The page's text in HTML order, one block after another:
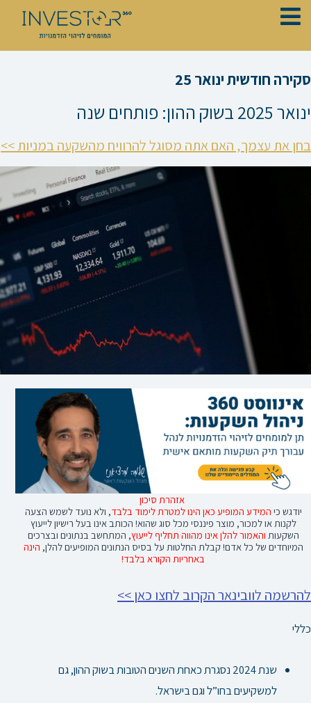
דילוג
סקירה חודשית ינואר 25
ינואר 2025 בשוק ההון: פותחים שנה
בחן את עצמך, האם אתה מסוגל להרוויח מהשקעה במניות >>
אזהרת סיכון
יודגש כי המידע המופיע כאן הינו למטרת לימוד בלבד, ולא נועד לשמש הצעה
לקנות או למכור, מוצר פיננסי מכל סוג שהוא! הכותב אינו בעל רישיון לייעוץ
השקעות והאמור להלן אינו מהווה תחליף לייעוץ, המתחשב בנתונים ובצרכים
המיוחדים של כל אדם! קבלת החלטות על בסיס הנתונים המופיעים להלן, הינה
באחריות הקורא בלבד!
להרשמה לוובינאר הקרוב לחצו כאן >>
כללי
שנת 2024 נסגרת כאחת השנים הטובות בשוק ההון, גם
למשקיעים בחו”ל וגם בישראל.